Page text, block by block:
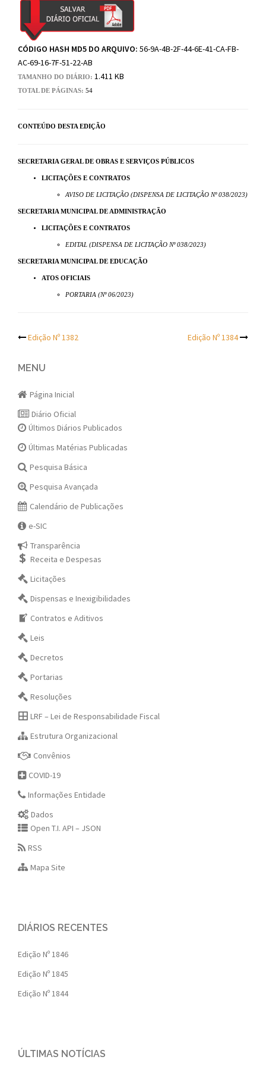
CÓDIGO HASH MD5 DO ARQUIVO: 56-9A-4B-2F-44-6E-41-CA-FB-
AC-69-16-7F-51-22-AB
TAMANHO DO DIÁRIO: 1.411 KB
TOTAL DE PÁGINAS: 54
CONTEÚDO DESTA EDIÇÃO
SECRETARIA GERAL DE OBRAS E SERVIÇOS PÚBLICOS
LICITAÇÕES E CONTRATOS
AVISO DE LICITAÇÃO (DISPENSA DE LICITAÇÃO Nº 038/2023)
SECRETARIA MUNICIPAL DE ADMINISTRAÇÃO
LICITAÇÕES E CONTRATOS
EDITAL (DISPENSA DE LICITAÇÃO Nº 038/2023)
SECRETARIA MUNICIPAL DE EDUCAÇÃO
ATOS OFICIAIS
PORTARIA (Nº 06/2023)
Post
navigation
Edição Nº 1382 Edição Nº 1384
MENU
Página Inicial
Diário Oficial
Últimos Diários Publicados
Últimas Matérias Publicadas
Pesquisa Básica
Pesquisa Avançada
Calendário de Publicações
e-SIC
Transparência
Receita e Despesas
Licitações
Dispensas e Inexigibilidades
Contratos e Aditivos
Leis
Decretos
Portarias
Resoluções
LRF – Lei de Responsabilidade Fiscal
Estrutura Organizacional
Convênios
COVID-19
Informações Entidade
Dados
Open T.I. API – JSON
RSS
Mapa Site
DIÁRIOS RECENTES
Edição Nº 1846
Edição Nº 1845
Edição Nº 1844
ÚLTIMAS NOTÍCIAS